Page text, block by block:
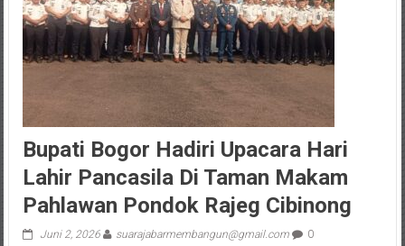
Bupati Bogor Hadiri Upacara Hari
Lahir Pancasila Di Taman Makam
Pahlawan Pondok Rajeg Cibinong
Juni 2, 2026 suarajabarmembangun@gmail.com 0